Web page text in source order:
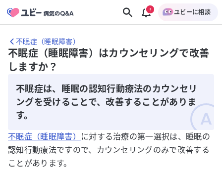
ユビーに相談
不眠症（睡眠障害）
不眠症（睡眠障害）はカウンセリングで改善
しますか？
不眠症は、睡眠の認知行動療法のカウンセリ
ングを受けることで、改善することがありま
す。
不眠症（睡眠障害）
に対する治療の第一選択は、睡眠の
認知行動療法ですので、カウンセリングのみで改善する
ことがあります。